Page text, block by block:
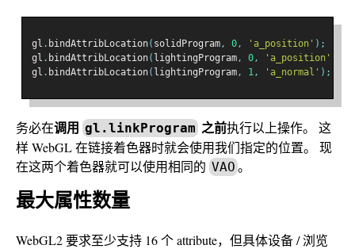
gl . bindAttribLocation( solidProgram, 0, 'a_position' );
gl . bindAttribLocation( lightingProgram, 0, 'a_position'
gl . bindAttribLocation( lightingProgram, 1, 'a_normal' );
务必在调用 gl.linkProgram 之前执行以上操作。 这
样 WebGL 在链接着色器时就会使用我们指定的位置。 现
在这两个着色器就可以使用相同的 VAO 。
最大属性数量
WebGL2 要求至少支持 16 个 attribute，但具体设备 / 浏览